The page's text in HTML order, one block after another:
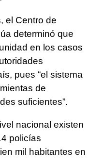
el Centro de
determinó que
en los casos
pues “el sistema
de
suficientes”.
nacional existen
policías
mil habitantes en